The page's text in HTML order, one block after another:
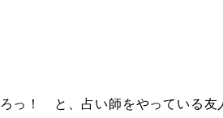
っ！ と、占い師をやっている友